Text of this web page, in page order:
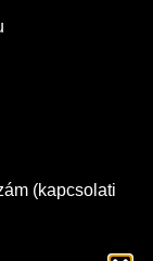
(kapcsolati
anonim